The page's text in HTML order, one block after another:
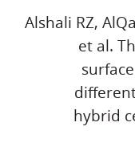
Alshali RZ,
et al.
hybrid